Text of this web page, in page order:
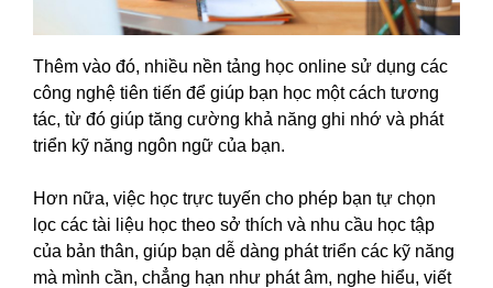
Thêm vào đó, nhiều nền tảng học online sử dụng các
công nghệ tiên tiến để giúp bạn học một cách tương
tác, từ đó giúp tăng cường khả năng ghi nhớ và phát
triển kỹ năng ngôn ngữ của bạn.
Hơn nữa, việc học trực tuyến cho phép bạn tự chọn
lọc các tài liệu học theo sở thích và nhu cầu học tập
của bản thân, giúp bạn dễ dàng phát triển các kỹ năng
mà mình cần, chẳng hạn như phát âm, nghe hiểu, viết